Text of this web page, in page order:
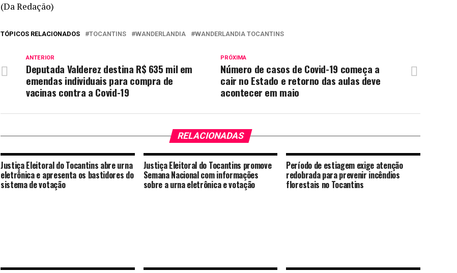
(Da Redação)
TÓPICOS RELACIONADOS TOCANTINS WANDERLANDIA WANDERLANDIA TOCANTINS
PRÓXIMA
Número de casos de Covid-19 começa a
cair no Estado e retorno das aulas deve
acontecer em maio
ANTERIOR
Deputada Valderez destina R$ 635 mil em
emendas individuais para compra de
vacinas contra a Covid-19
RELACIONADAS
Justiça Eleitoral do Tocantins abre urna
eletrônica e apresenta os bastidores do
sistema de votação
Justiça Eleitoral do Tocantins promove
Semana Nacional com informações
sobre a urna eletrônica e votação
Período de estiagem exige atenção
redobrada para prevenir incêndios
florestais no Tocantins